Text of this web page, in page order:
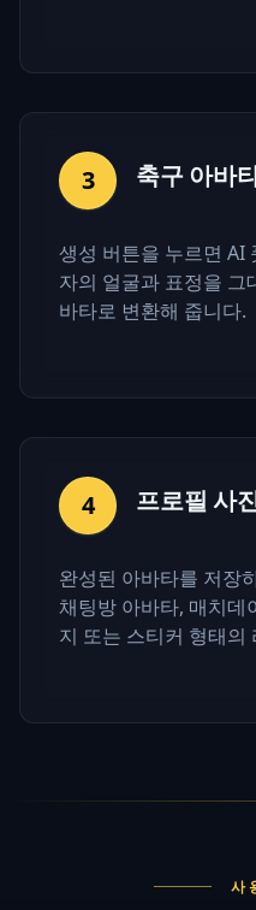
3 축구 아바
생성 버튼을 누르면 AI
자의 얼굴과 표정을 그
바타로 변환해 줍니다.
4 프로필 사
완성된 아바타를 저장
채팅방 아바타, 매치데
지 또는 스티커 형태의
사